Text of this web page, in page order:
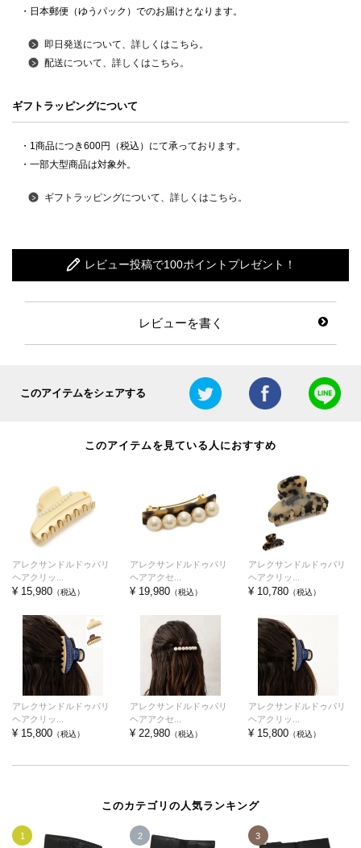
・日本郵便（ゆうパック）でのお届けとなります。
即日発送について、詳しくはこちら。
配送について、詳しくはこちら。
ギフトラッピングについて
・1商品につき600円（税込）にて承っております。
・一部大型商品は対象外。
ギフトラッピングについて、詳しくはこちら。
レビュー投稿で100ポイントプレゼント！
レビューを書く
このアイテムをシェアする
このアイテムを見ている人におすすめ
アレクサンドルドゥパリ
ヘアクリッ...
¥ 15,980 （税込）
アレクサンドルドゥパリ
ヘアアクセ...
¥ 19,980 （税込）
アレクサンドルドゥパリ
ヘアクリッ...
¥ 10,780（税込）
アレクサンドルドゥパリ
ヘアクリッ...
¥ 15,800 （税込）
アレクサンドルドゥパリ
ヘアアクセ...
¥ 22,980 （税込）
アレクサンドルドゥパリ
ヘアクリッ...
¥ 15,800（税込）
このカテゴリの人気ランキング
1 2 3